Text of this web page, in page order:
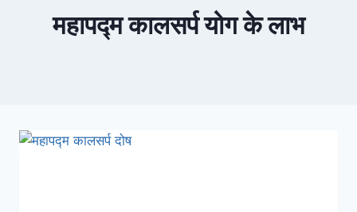
महापद्म कालसर्प योग के लाभ